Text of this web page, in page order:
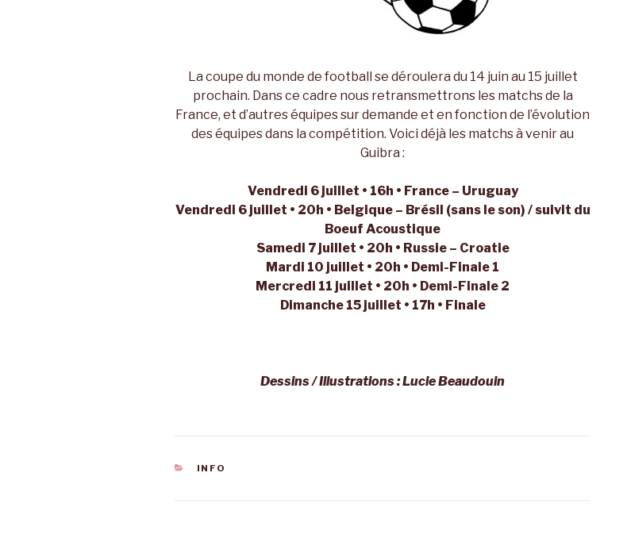
La coupe du monde de football se déroulera du 14 juin au 15 juillet
prochain. Dans ce cadre nous retransmettrons les matchs de la
France, et d’autres équipes sur demande et en fonction de l’évolution
des équipes dans la compétition. Voici déjà les matchs à venir au
Guibra :
Vendredi 6 juillet • 16h • France – Uruguay
Vendredi 6 juillet • 20h • Belgique – Brésil (sans le son) / suivit du
Boeuf Acoustique
Samedi 7 juillet • 20h • Russie – Croatie
Mardi 10 juillet • 20h • Demi-Finale 1
Mercredi 11 juillet • 20h • Demi-Finale 2
Dimanche 15 juillet • 17h • Finale
Dessins / Illustrations : Lucie Beaudouin
CATÉGORIES
INFO